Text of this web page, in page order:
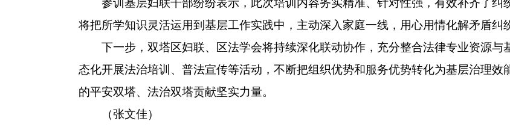
参训基层妇联干部纷纷表示，此次培训内容务实精准、针对性强，有效补齐了纠
将把所学知识灵活运用到基层工作实践中，主动深入家庭一线，用心用情化解矛盾纠
下一步，双塔区妇联、区法学会将持续深化联动协作，充分整合法律专业资源与
态化开展法治培训、普法宣传等活动，不断把组织优势和服务优势转化为基层治理
的平安双塔、法治双塔贡献坚实力量。
（张文佳）